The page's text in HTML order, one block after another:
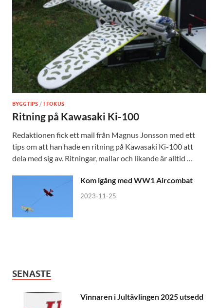
BYGGTIPS / I FOKUS
Ritning på Kawasaki Ki-100
Redaktionen fick ett mail från Magnus Jonsson med ett
tips om att han hade en ritning på Kawasaki Ki-100 att
dela med sig av. Ritningar, mallar och likande är alltid …
Kom igång med WW1 Aircombat
2023-11-25
SENASTE
Vinnaren i Jultävlingen 2025 utsedd